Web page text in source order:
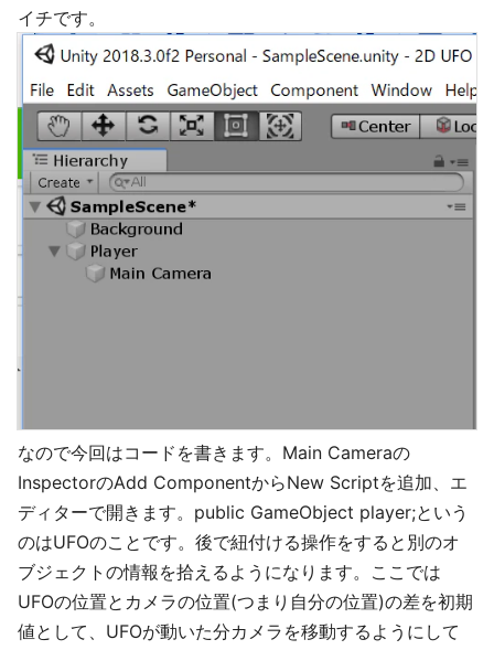
イチです。
なので今回はコードを書きます。Main Cameraの
InspectorのAdd ComponentからNew Scriptを追加、エ
ディターで開きます。public GameObject player;という
のはUFOのことです。後で紐付ける操作をすると別のオ
ブジェクトの情報を拾えるようになります。ここでは
UFOの位置とカメラの位置(つまり自分の位置)の差を初期
値として、UFOが動いた分カメラを移動するようにして